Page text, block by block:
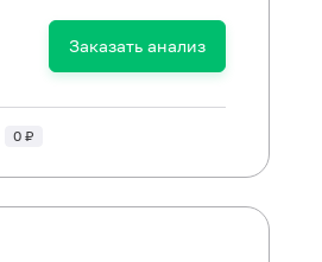
Заказать анализ
0 ₽